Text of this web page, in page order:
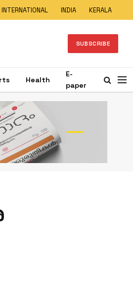
INTERNATIONAL INDIA KERALA
SUBSCRIBE
Health
E-
paper